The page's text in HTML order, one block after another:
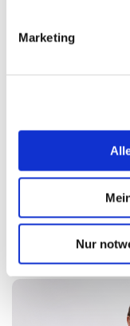
Marketing
Nur
Martina Rozok
T +49 30 400 44 68-1
Diesen Artikel
Neue Artikel